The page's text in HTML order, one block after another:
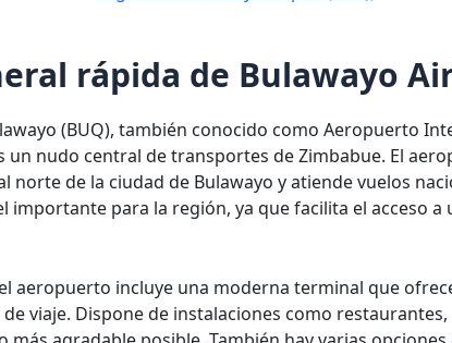
rápida de Bulawayo
(BUQ), también conocido como Aeropuerto
un nudo central de transportes de Zimbabue. El
norte de la ciudad de Bulawayo y atiende vuelos
importante para la región, ya que facilita el acceso a
aeropuerto incluye una moderna terminal que
viaje. Dispone de instalaciones como restaurantes,